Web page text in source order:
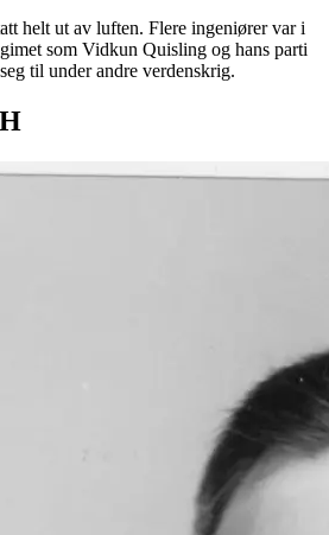
helt ut av luften. Flere ingeniører var i
som Vidkun Quisling og hans parti
til under andre verdenskrig.